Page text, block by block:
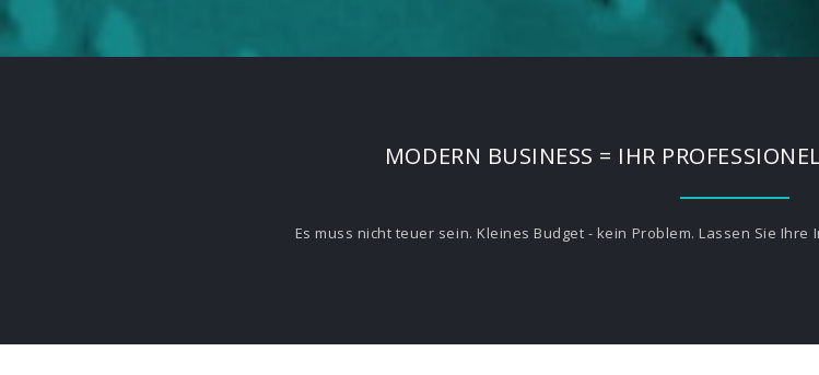
MODERN BUSINESS = IHR
Es muss nicht teuer sein. Kleines Budget - kein Problem. Lassen Sie